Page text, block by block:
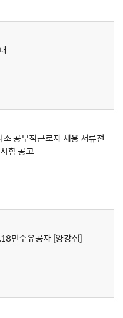
공무직근로자 채용 서류전
험 공고
민주유공자 [양강섭]